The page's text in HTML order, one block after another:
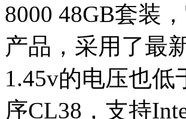
8000 48GB套装
产品，采用了最
1.45v的电压也
序CL38，支持